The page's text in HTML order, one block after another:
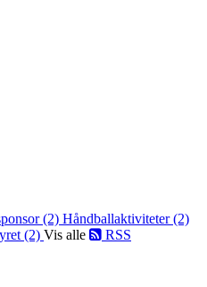
(2) Håndballaktiviteter (2)
(2) Vis alle RSS